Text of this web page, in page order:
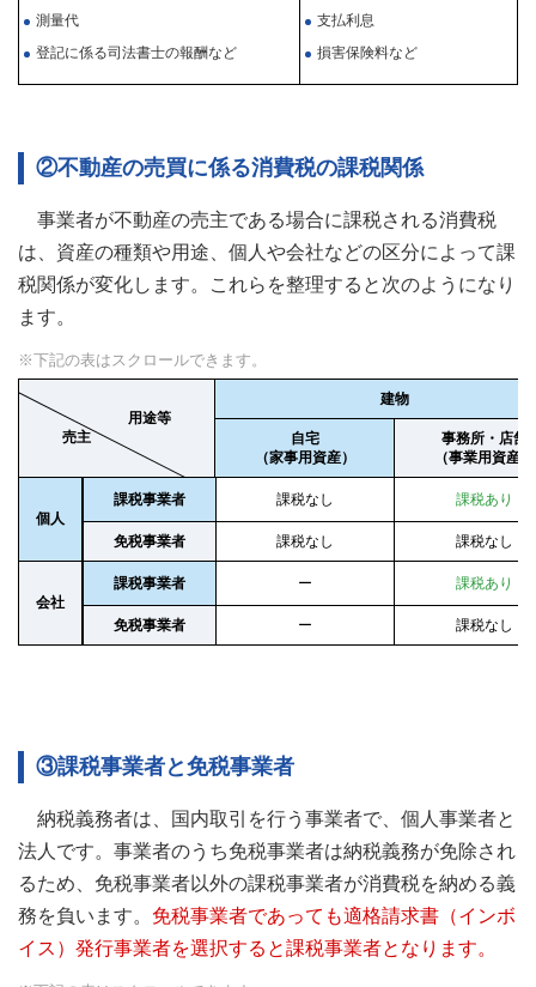
17. 小規模宅地等の評価減の特例
18. 遺産分割の確定を要件とする特例
14. 住民税の税率
測量代
登記に係る司法書士の報酬など
支払利息
損害保険料など
②不動産の売買に係る消費税の課税関係
事業者が不動産の売主である場合に課税される消費税
は、資産の種類や用途、個人や会社などの区分によって課
税関係が変化します。これらを整理すると次のようになり
ます。
用途等
売主
建物
自宅
（家事用資産）
事務所・店舗
（事業用資産）
個人
課税事業者 課税なし 課税あり
免税事業者 課税なし 課税なし
会社
課税事業者 ー 課税あり
免税事業者 ー 課税なし
③課税事業者と免税事業者
納税義務者は、国内取引を行う事業者で、個人事業者と
法人です。事業者のうち免税事業者は納税義務が免除され
るため、免税事業者以外の課税事業者が消費税を納める義
務を負います。 免税事業者であっても適格請求書（インボ
イス）発行事業者を選択すると課税事業者となります。